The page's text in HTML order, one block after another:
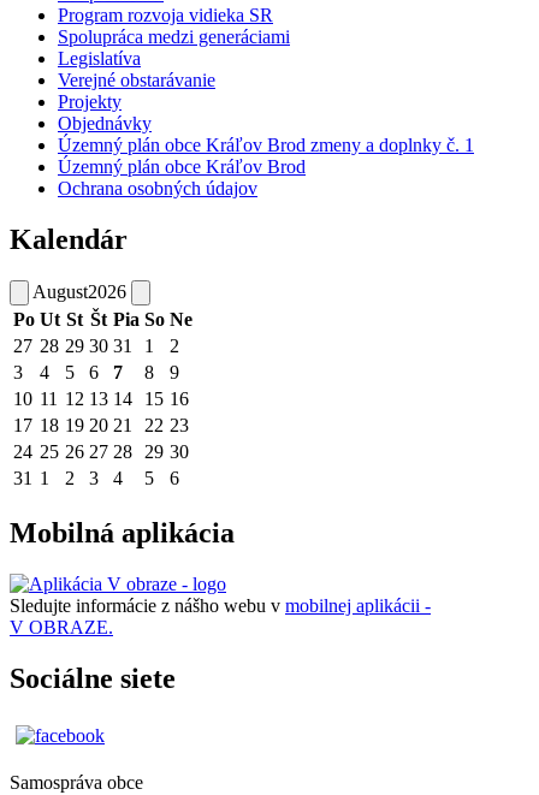
Program rozvoja vidieka SR
Spolupráca medzi generáciami
Legislatíva
Verejné obstarávanie
Projekty
Objednávky
Územný plán obce Kráľov Brod zmeny a doplnky č. 1
Územný plán obce Kráľov Brod
Ochrana osobných údajov
Kalendár
August2026
Po Ut St Št Pia So Ne
27 28 29 30 31 1
2
3
4 5 6 7 8
9
10 11 12 13 14 15 16
17 18 19 20 21 22 23
24 25 26 27 28 29 30
31 1 2 3 4 5 6
Mobilná aplikácia
Sledujte informácie z nášho webu v mobilnej aplikácii -
V OBRAZE.
Sociálne siete
Samospráva obce